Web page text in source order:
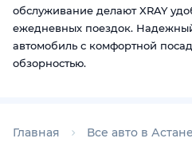
обслуживание делают XRAY
ежедневных поездок.
автомобиль с комфортной
обзорностью.
Главная Все авто в Астане